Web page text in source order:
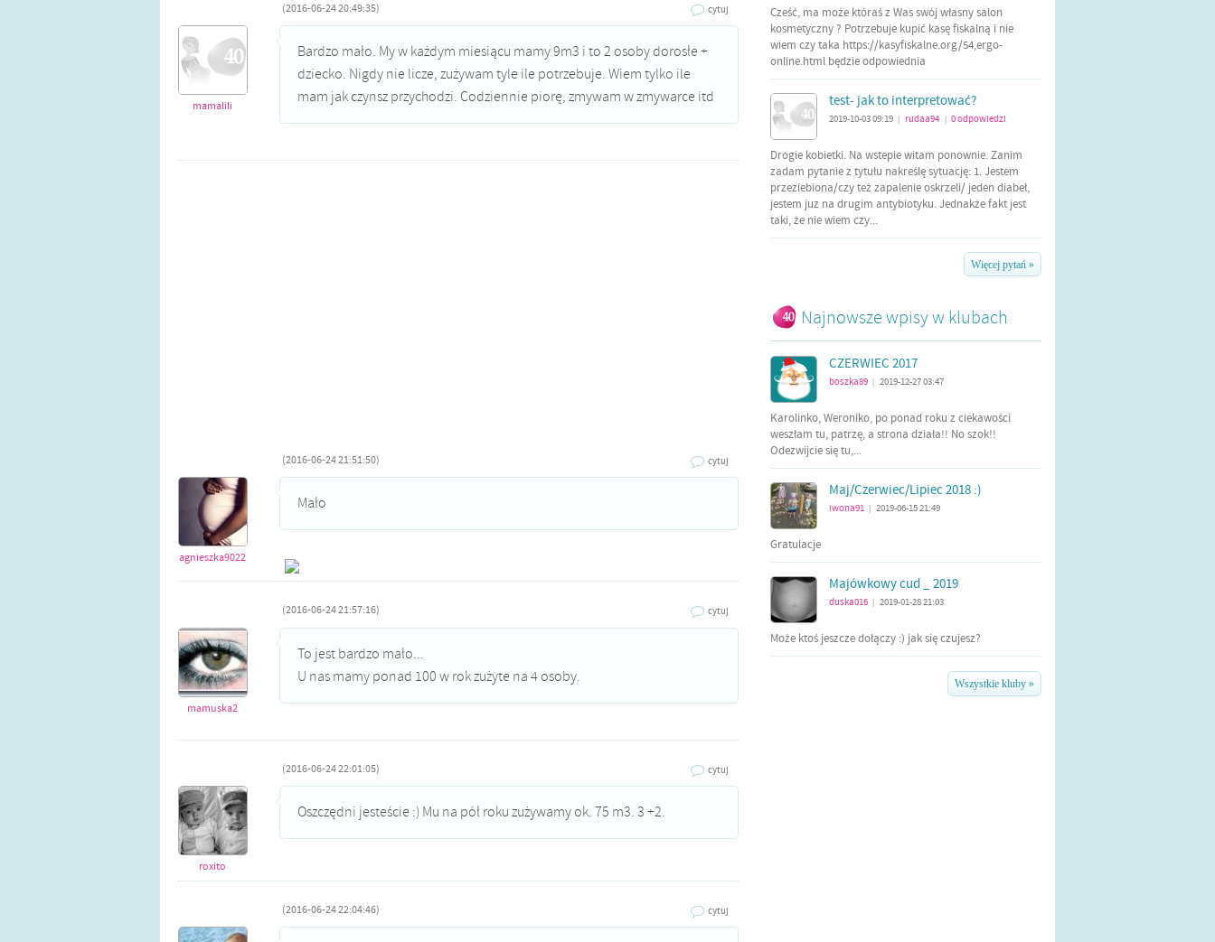
(2016-06-24 20:49:35) cytuj
mamalili
Bardzo mało. My w każdym miesiącu mamy 9m3 i to 2 osoby dorosłe +
dziecko. Nigdy nie licze, zużywam tyle ile potrzebuje. Wiem tylko ile
mam jak czynsz przychodzi. Codziennie piorę, zmywam w zmywarce itd
(2016-06-24 21:51:50) cytuj
agnieszka9022
Mało
(2016-06-24 21:57:16) cytuj
mamuska2
To jest bardzo mało...
U nas mamy ponad 100 w rok zużyte na 4 osoby.
(2016-06-24 22:01:05) cytuj
roxito
Oszczędni jesteście :) Mu na pół roku zużywamy ok. 75 m3. 3 +2.
(2016-06-24 22:04:46) cytuj
Cześć, ma może któraś z Was swój własny salon
kosmetyczny ? Potrzebuje kupić kasę fiskalną i nie
wiem czy taka https://kasyfiskalne.org/54,ergo-
online.html będzie odpowiednia
test- jak to interpretować?
2019-10-03 09:19 rudaa94 0odpowiedzi
Drogie kobietki. Na wstepie witam ponownie. Zanim
zadam pytanie z tytułu nakreślę sytuację: 1. Jestem
przeziebiona/czy też zapalenie oskrzeli/ jeden diabeł,
jestem juz na drugim antybiotyku. Jednakże fakt jest
taki, że nie wiem czy...
Więcej pytań »
Najnowsze wpisy w klubach
CZERWIEC 2017
boszka89 2019-12-27 03:47
Karolinko, Weroniko, po ponad roku z ciekawości
weszłam tu, patrzę, a strona działa!! No szok!!
Odezwijcie się tu,...
Maj/Czerwiec/Lipiec 2018 :)
iwona91 2019-06-15 21:49
Gratulacje
Majówkowy cud _ 2019
duska016 2019-01-28 21:03
Może ktoś jeszcze dołączy :) jak się czujesz?
Wszystkie kluby »